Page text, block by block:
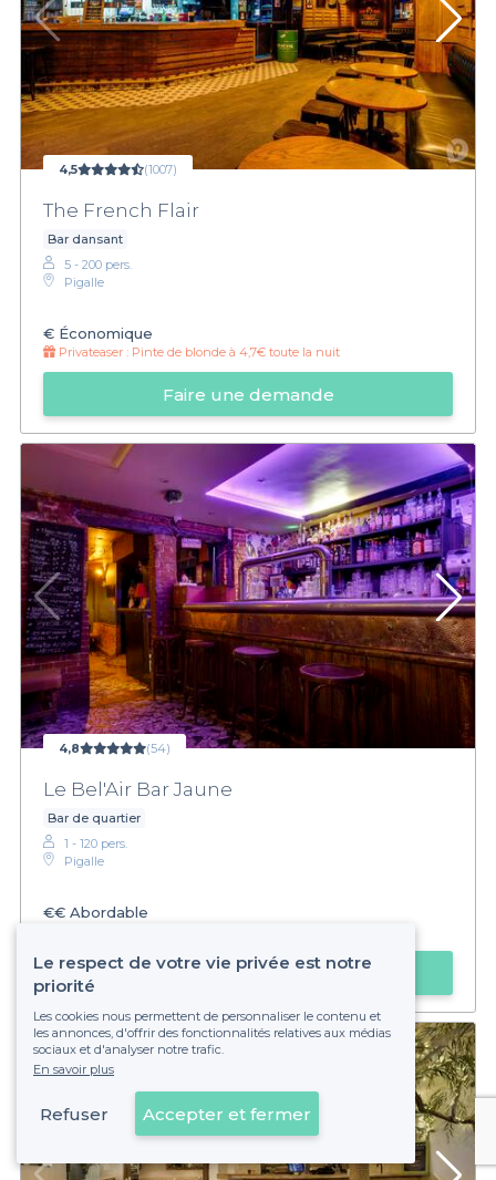
4,5 (1007)
The French Flair
Bar dansant
5 - 200 pers.
Pigalle
€ Économique
Privateaser : Pinte de blonde à 4,7€ toute la nuit
Faire une demande
4,8 (54)
Le Bel'Air Bar Jaune
Bar de quartier
1 - 120 pers.
Pigalle
€€ Abordable
Faire une demande
Voir sur la carte
Le respect de votre vie privée est notre
priorité
Les cookies nous permettent de personnaliser le contenu et
les annonces, d'offrir des fonctionnalités relatives aux médias
sociaux et d'analyser notre trafic.
En savoir plus
Refuser Accepter et fermer